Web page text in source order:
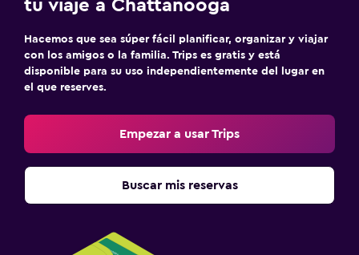
tu viaje a Chattanooga
Hacemos que sea súper fácil planificar, organizar y viajar
con los amigos o la familia. Trips es gratis y está
disponible para su uso independientemente del lugar en
el que reserves.
Empezar a usar Trips
Buscar mis reservas